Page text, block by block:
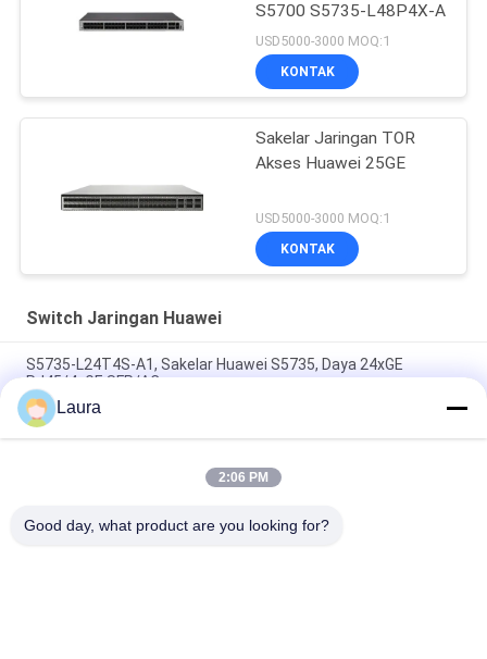
S5700 S5735-L48P4X-A
USD5000-3000 MOQ:1
KONTAK
Sakelar Jaringan TOR
Akses Huawei 25GE
USD5000-3000 MOQ:1
KONTAK
Switch Jaringan Huawei
S5735-L24T4S-A1, Sakelar Huawei S5735, Daya 24xGE
RJ45/4xGE SFP/AC
CE6863E-48S6CQ Huawei CloudEngine 6800 48*25G SFP28,
6*100G QSFP28, 2* AC Power Supply, Port Side Air Outlet/ Inlet
Sakelar CE6881-48S6CQ (48*10G SFP+, 6*100G QSFP28, Catu
Laura
2:06 PM
Good day, what product are you looking for?